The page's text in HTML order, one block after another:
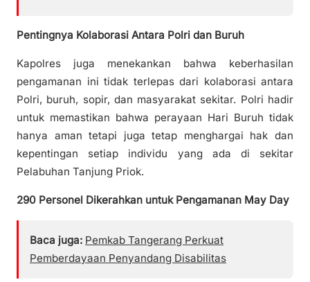
Pentingnya Kolaborasi Antara Polri dan Buruh
Kapolres juga menekankan bahwa keberhasilan
pengamanan ini tidak terlepas dari kolaborasi antara
Polri, buruh, sopir, dan masyarakat sekitar. Polri hadir
untuk memastikan bahwa perayaan Hari Buruh tidak
hanya aman tetapi juga tetap menghargai hak dan
kepentingan setiap individu yang ada di sekitar
Pelabuhan Tanjung Priok.
290 Personel Dikerahkan untuk Pengamanan May Day
Baca juga: Pemkab Tangerang Perkuat
Pemberdayaan Penyandang Disabilitas